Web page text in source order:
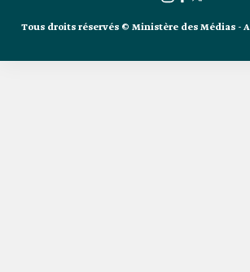
Tous droits réservés © Ministère des Médias -